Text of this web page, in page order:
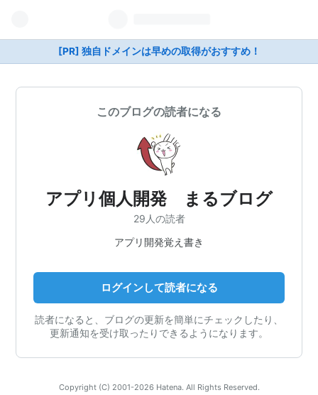
[PR] 独自ドメインは早めの取得がおすすめ！
このブログの読者になる
アプリ個人開発 まるブログ
29人の読者
アプリ開発覚え書き
ログインして読者になる
読者になると、ブログの更新を簡単にチェックしたり、
更新通知を受け取ったりできるようになります。
Copyright (C) 2001-2026 Hatena. All Rights Reserved.